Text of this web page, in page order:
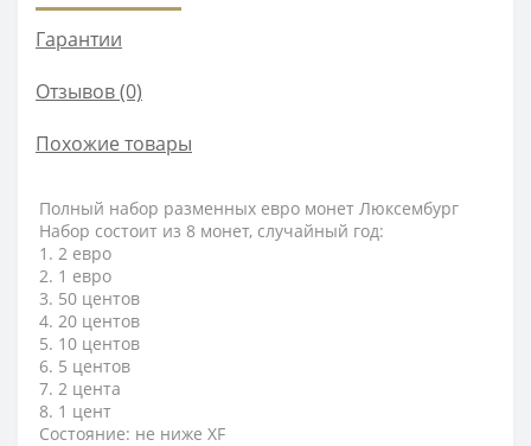
Гарантии
Отзывов (0)
Похожие товары
Полный набор разменных евро монет Люксембург
Набор состоит из 8 монет, случайный год:
1. 2 евро
2. 1 евро
3. 50 центов
4. 20 центов
5. 10 центов
6. 5 центов
7. 2 цента
8. 1 цент
Состояние: не ниже XF